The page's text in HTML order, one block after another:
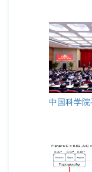
中国科学